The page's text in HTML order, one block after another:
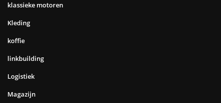
klassieke motoren
Kleding
koffie
linkbuilding
Logistiek
Magazijn